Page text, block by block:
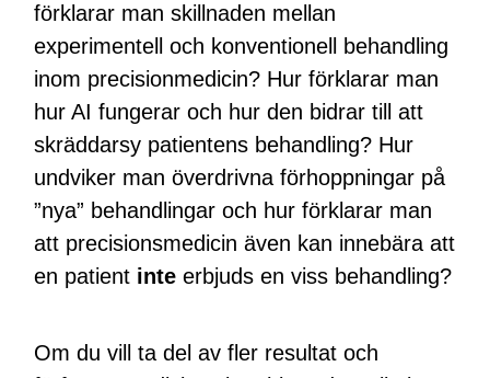
förklarar man skillnaden mellan
experimentell och konventionell behandling
inom precisionmedicin? Hur förklarar man
hur AI fungerar och hur den bidrar till att
skräddarsy patientens behandling? Hur
undviker man överdrivna förhoppningar på
”nya” behandlingar och hur förklarar man
att precisionsmedicin även kan innebära att
en patient inte erbjuds en viss behandling?
Om du vill ta del av fler resultat och